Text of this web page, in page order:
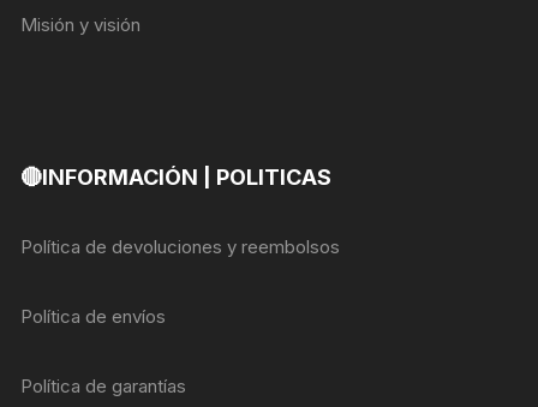
Misión y visión
🔴INFORMACIÓN | POLITICAS
Política de devoluciones y reembolsos
Política de envíos
Política de garantías